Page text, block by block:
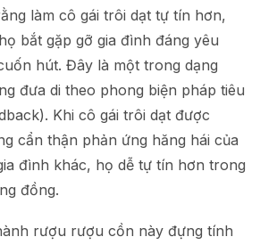
làm cô gái trôi dạt tự tín hơn,
bắt gặp gỡ gia đình đáng yêu
hút. Đây là một trong dạng
đưa di theo phong biện pháp tiêu
Khi cô gái trôi dạt được
cẩn thận phản ứng hăng hái của
đình khác, họ dễ tự tín hơn trong
đồng.
rượu rượu cồn này đựng tính